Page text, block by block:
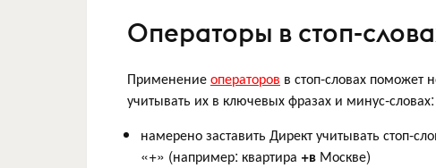
Операторы в стоп-
Применениеоператоров в стоп-словах поможет
учитывать их в ключевых фразах и минус-словах:
намерено заставить Директ учитывать стоп-
«+» (например: квартира +в Москве)